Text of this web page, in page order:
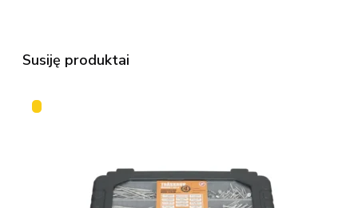
Susiję produktai